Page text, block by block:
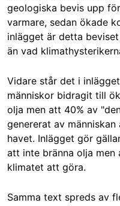
geologiska bevis upp
varmare, sedan ökade
inlägget är detta
än vad
Vidare står det i
människor bidragit till
olja men att 40% av
genererat av
havet. Inlägget gör
att inte bränna olja
klimatet att göra.
Samma text spreds av